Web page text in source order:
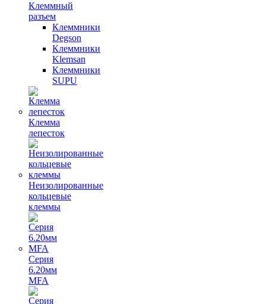
Клеммный
разъем
Клеммники
Degson
Клеммники
Klemsan
Клеммники
SUPU
Клемма
лепесток
Неизолированные
кольцевые
клеммы
Серия
6.20мм
MFA